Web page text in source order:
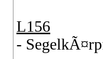
L156
-